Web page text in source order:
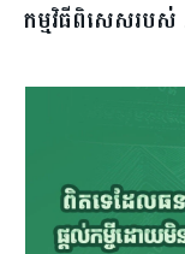
កម្មវិធីពិសេសរប